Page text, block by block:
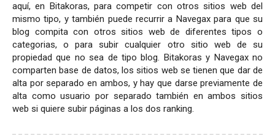
aquí, en Bitakoras, para competir con otros sitios web del
mismo tipo, y también puede recurrir a Navegax para que su
blog compita con otros sitios web de diferentes tipos o
categorias, o para subir cualquier otro sitio web de su
propiedad que no sea de tipo blog. Bitakoras y Navegax no
comparten base de datos, los sitios web se tienen que dar de
alta por separado en ambos, y hay que darse previamente de
alta como usuario por separado también en ambos sitios
web si quiere subir páginas a los dos ranking.